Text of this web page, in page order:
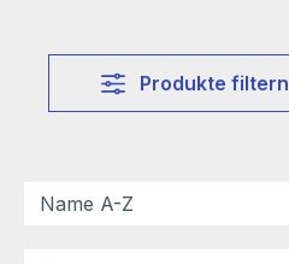
Produkte filtern